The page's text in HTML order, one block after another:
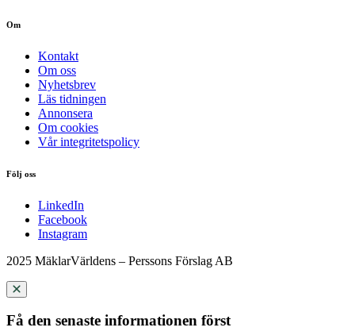
Om
Kontakt
Om oss
Nyhetsbrev
Läs tidningen
Annonsera
Om cookies
Vår integritetspolicy
Följ oss
LinkedIn
Facebook
Instagram
2025 MäklarVärldens – Perssons Förslag AB
Få den senaste informationen först